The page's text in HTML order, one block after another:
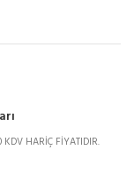
KDV HARİÇ FİYATIDIR.